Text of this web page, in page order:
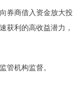
券商借入资金放大投
获利的高收益潜力，
管机构监督。